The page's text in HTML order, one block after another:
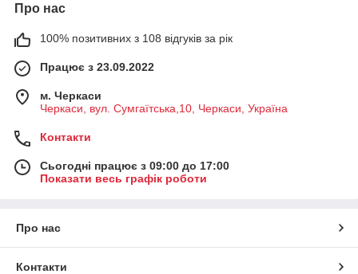
Про нас
100% позитивних з 108 відгуків за рік
Працює з 23.09.2022
м. Черкаси
Черкаси, вул. Сумгаїтська,10, Черкаси, Україна
Контакти
Сьогодні працює з 09:00 до 17:00
Показати весь графік роботи
Про нас
Контакти